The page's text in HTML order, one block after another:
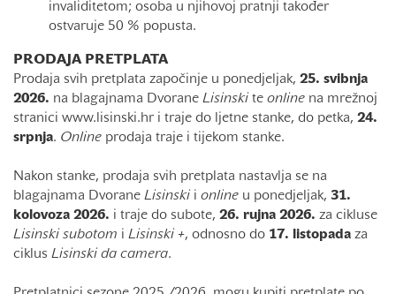
invaliditetom; osoba u njihovoj pratnji također
ostvaruje 50 % popusta.
PRODAJA PRETPLATA
Prodaja svih pretplata započinje u ponedjeljak, 25. svibnja
2026. na blagajnama Dvorane Lisinski te online na mrežnoj
stranici www.lisinski.hr i traje do ljetne stanke, do petka, 24.
srpnja. Online prodaja traje i tijekom stanke.
Nakon stanke, prodaja svih pretplata nastavlja se na
blagajnama Dvorane Lisinski i online u ponedjeljak, 31.
kolovoza 2026. i traje do subote, 26. rujna 2026. za cikluse
Lisinski subotom i Lisinski +, odnosno do 17. listopada za
ciklus Lisinski da camera.